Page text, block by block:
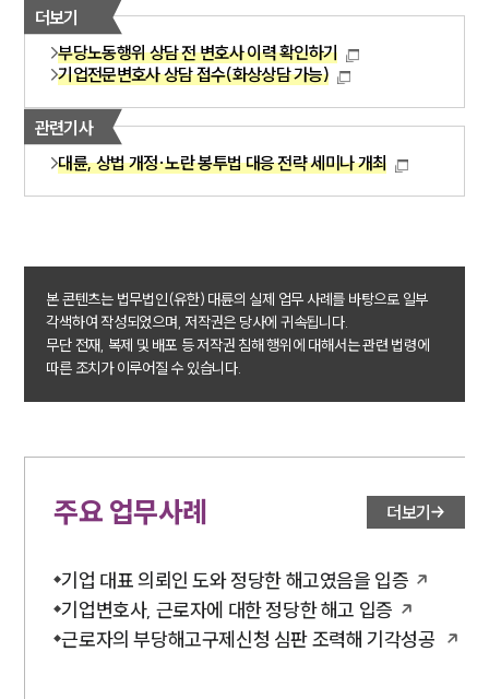
더보기
부당노동행위 상담 전 변호사 이력 확인하기
기업전문변호사 상담 접수(화상상담 가능)
관련기사
대륜, 상법 개정·노란 봉투법 대응 전략 세미나 개최
본 콘텐츠는 법무법인(유한) 대륜의 실제 업무 사례를 바탕으로 일부
각색하여 작성되었으며, 저작권은 당사에 귀속됩니다.
무단 전재, 복제 및 배포 등 저작권 침해 행위에 대해서는 관련 법령에
따른 조치가 이루어질 수 있습니다.
주요 업무사례 더보기
기업 대표 의뢰인 도와 정당한 해고였음을 입증
기업변호사, 근로자에 대한 정당한 해고 입증
근로자의 부당해고구제신청 심판 조력해 기각성공